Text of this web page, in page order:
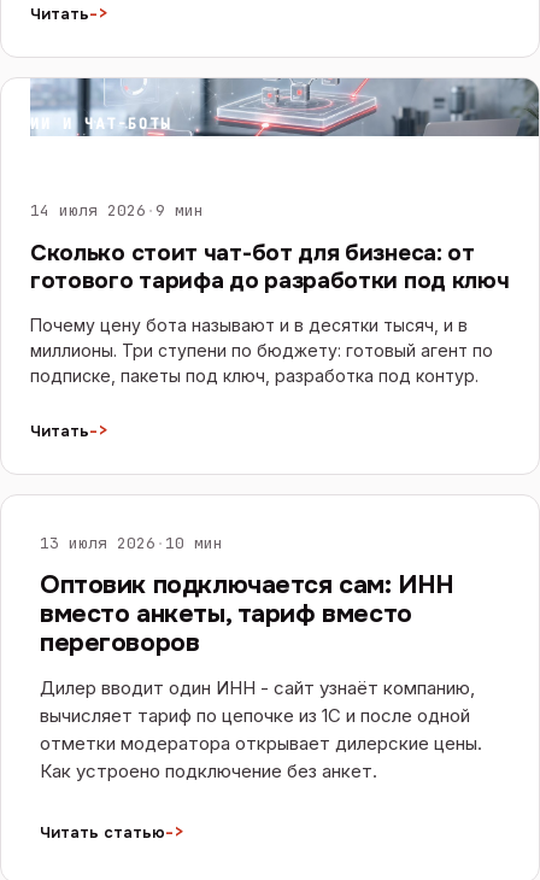
Читать->
ИИ И ЧАТ-БОТЫ
14 июля 2026 · 9 мин
Сколько стоит чат-бот для бизнеса: от
готового тарифа до разработки под ключ
Почему цену бота называют и в десятки тысяч, и в
миллионы. Три ступени по бюджету: готовый агент по
подписке, пакеты под ключ, разработка под контур.
Читать->
САЙТЫ И E-COMMERCE
13 июля 2026 · 10 мин
Оптовик подключается сам: ИНН
вместо анкеты, тариф вместо
переговоров
Дилер вводит один ИНН - сайт узнаёт компанию,
вычисляет тариф по цепочке из 1С и после одной
отметки модератора открывает дилерские цены.
Как устроено подключение без анкет.
Читать статью->